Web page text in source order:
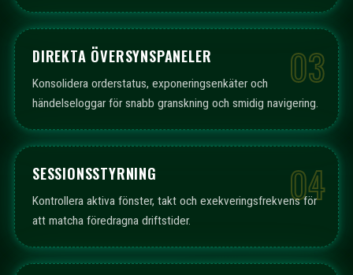
03
DIREKTA ÖVERSYNSPANELER
Konsolidera orderstatus, exponeringsenkäter och
händelseloggar för snabb granskning och smidig navigering.
04
SESSIONSSTYRNING
Kontrollera aktiva fönster, takt och exekveringsfrekvens för
att matcha föredragna driftstider.